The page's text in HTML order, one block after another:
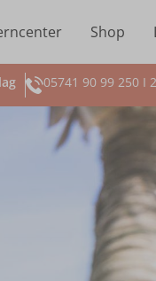
Shop
05741 90 99 250 I